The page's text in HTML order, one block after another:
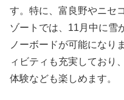
す。特に、富良野やニセ
ゾートでは、11月中に雪
ノーボードが可能になり
ィビティも充実しており
体験なども楽しめます。